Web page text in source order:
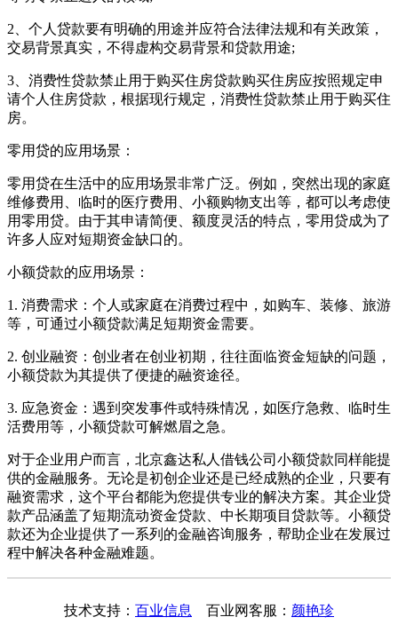
2、个人贷款要有明确的用途并应符合法律法规和有关政策，
交易背景真实，不得虚构交易背景和贷款用途;
3、消费性贷款禁止用于购买住房贷款购买住房应按照规定申
请个人住房贷款，根据现行规定，消费性贷款禁止用于购买住
房。
零用贷的应用场景：
零用贷在生活中的应用场景非常广泛。例如，突然出现的家庭
维修费用、临时的医疗费用、小额购物支出等，都可以考虑使
用零用贷。由于其申请简便、额度灵活的特点，零用贷成为了
许多人应对短期资金缺口的。
小额贷款的应用场景：
1. 消费需求：个人或家庭在消费过程中，如购车、装修、旅游
等，可通过小额贷款满足短期资金需要。
2. 创业融资：创业者在创业初期，往往面临资金短缺的问题，
小额贷款为其提供了便捷的融资途径。
3. 应急资金：遇到突发事件或特殊情况，如医疗急救、临时生
活费用等，小额贷款可解燃眉之急。
对于企业用户而言，北京鑫达私人借钱公司小额贷款同样能提
供的金融服务。无论是初创企业还是已经成熟的企业，只要有
融资需求，这个平台都能为您提供专业的解决方案。其企业贷
款产品涵盖了短期流动资金贷款、中长期项目贷款等。小额贷
款还为企业提供了一系列的金融咨询服务，帮助企业在发展过
程中解决各种金融难题。
技术支持： 百业信息 百业网客服： 颜艳珍